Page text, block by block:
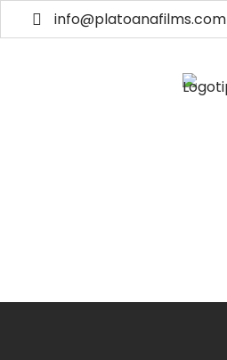
info@platoanafilms.com